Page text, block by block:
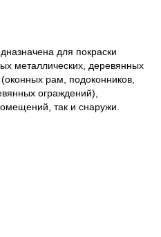
для покраски
металлических, деревянных
рам, подоконников,
ограждений),
помещений, так и снаружи.